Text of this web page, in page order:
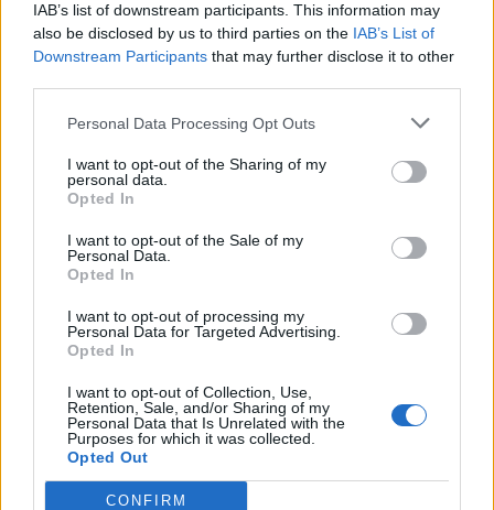
IAB’s list of downstream participants. This information may
also be disclosed by us to third parties on the IAB’s List of
Downstream Participants that may further disclose it to other
Personal Data Processing Opt Outs
I want to opt-out of the Sharing of my
personal data.
Opted In
I want to opt-out of the Sale of my
Personal Data.
Opted In
I want to opt-out of processing my
Personal Data for Targeted Advertising.
Opted In
I want to opt-out of Collection, Use,
Retention, Sale, and/or Sharing of my
Personal Data that Is Unrelated with the
Purposes for which it was collected.
Opted Out
CONFIRM
ΧΩΡΙΑ
Η Θερμή γιόρτασε τους
γευστικούς θησαυρούς της
επίκεντρο της γιορτής που
πραγματοποιήθηκε στο Δημοτικό
Σχολείο της Θερμής, στο πλαίσιο
του Taste Lesvos και του Λεσβιακού
Καλοκαιριού
ΠΟΛΙΤΙΚΗ
Στη Θεσσαλονίκη τα
αποκαλυπτήρια του οικονομικού
Ο Αλέξης Τσίπρας παρουσιάζει
στις αρχές Σεπτεμβρίου το
τετραετές σχέδιο της Ελληνικής
ακρίβεια, τη φορολογική
δικαιοσύνη, την παραγωγική
ανασυγκρότηση και την ενίσχυση
του κοινωνικού κράτους